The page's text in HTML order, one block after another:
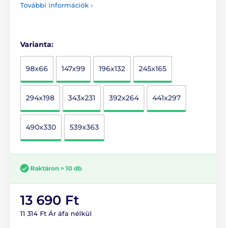
További információk ›
Varianta:
98x66 147x99 196x132 245x165
294x198 343x231 392x264 441x297
490x330 539x363
Raktáron > 10 db
13 690 Ft
11 314 Ft Ár áfa nélkül